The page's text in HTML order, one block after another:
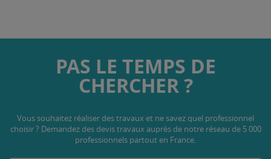
PAS LE TEMPS DE
CHERCHER ?
Vous souhaitez réaliser des travaux et ne savez quel professionnel
choisir ? Demandez des devis travaux auprès de notre réseau de 5 000
professionnels partout en France.